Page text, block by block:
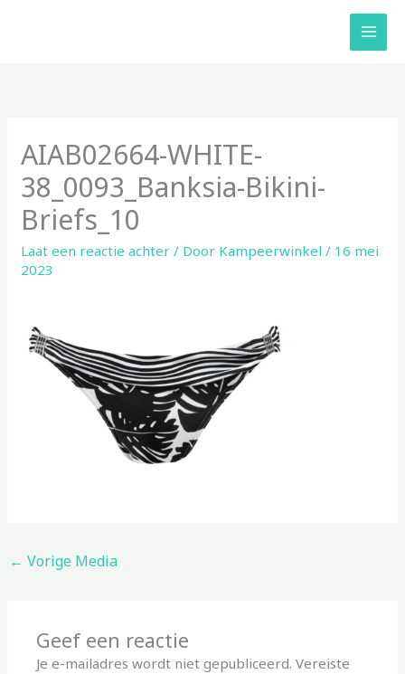
AIAB02664-WHITE-
38_0093_Banksia-Bikini-
Briefs_10
Laat een reactie achter / Door Kampeerwinkel/ 16 mei
2023
← Vorige Media
Geef een reactie
Je e-mailadres wordt niet gepubliceerd. Vereiste